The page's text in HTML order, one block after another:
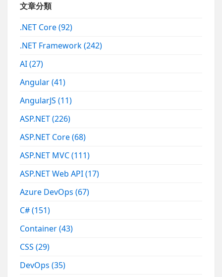
文章分類
.NET Core(92)
.NET Framework(242)
AI(27)
Angular(41)
AngularJS(11)
ASP.NET(226)
ASP.NET Core(68)
ASP.NET MVC(111)
ASP.NET Web API(17)
Azure DevOps(67)
C#(151)
Container(43)
CSS(29)
DevOps(35)